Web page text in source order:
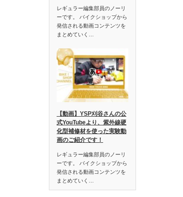
レギュラー編集部員のノーリ
ーです。 バイクショップから
発信される動画コンテンツを
まとめていく…
【動画】YSP刈谷さんの公
式YouTubeより、紫外線硬
化型補修材を使った実験動
画のご紹介です！
レギュラー編集部員のノーリ
ーです。 バイクショップから
発信される動画コンテンツを
まとめていく…